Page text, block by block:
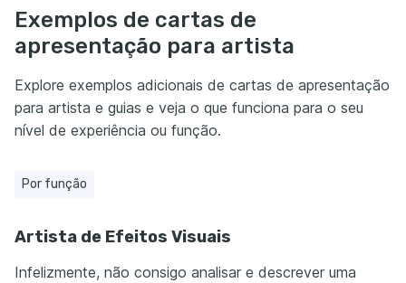
Exemplos de cartas de
apresentação para artista
Explore exemplos adicionais de cartas de apresentação
para artista e guias e veja o que funciona para o seu
nível de experiência ou função.
Por função
Artista de Efeitos Visuais
Infelizmente, não consigo analisar e descrever uma